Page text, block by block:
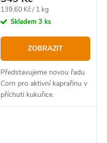
Měrná
cena:
139,60 Kč / 1 kg
Skladem 3 ks
ZOBRAZIT
Představujeme novou řadu
Corn pro aktivní kaprařinu v
příchuti kukuřice.